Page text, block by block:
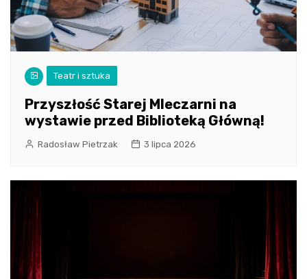
Teatr i sztuka
Przyszłość Starej Mleczarni na
wystawie przed Biblioteką Główną!
Radosław Pietrzak 3 lipca 2026